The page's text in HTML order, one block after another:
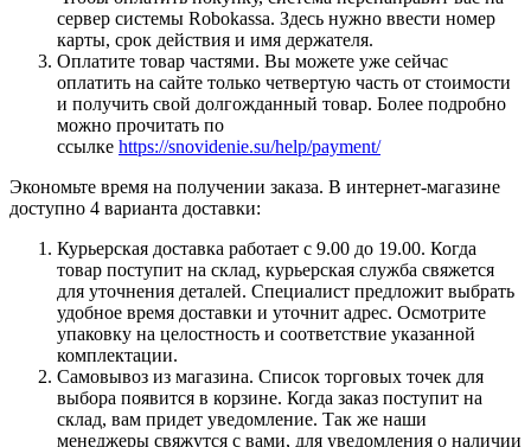
сервер системы Robokassa. Здесь нужно ввести номер
карты, срок действия и имя держателя.
Оплатите товар частями. Вы можете уже сейчас
оплатить на сайте только четвертую часть от стоимости
и получить свой долгожданный товар. Более подробно
можно прочитать по
ссылке https://snovidenie.su/help/payment/
Экономьте время на получении заказа. В интернет-магазине
доступно 4 варианта доставки:
Курьерская доставка работает с 9.00 до 19.00. Когда
товар поступит на склад, курьерская служба свяжется
для уточнения деталей. Специалист предложит выбрать
удобное время доставки и уточнит адрес. Осмотрите
упаковку на целостность и соответствие указанной
комплектации.
Самовывоз из магазина. Список торговых точек для
выбора появится в корзине. Когда заказ поступит на
склад, вам придет уведомление. Так же наши
менеджеры свяжутся с вами, для уведомления о наличии